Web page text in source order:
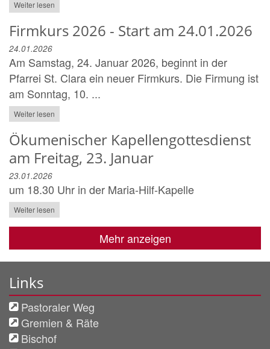
Weiter lesen
Firmkurs 2026 - Start am 24.01.2026
24.01.2026
Am Samstag, 24. Januar 2026, beginnt in der
Pfarrei St. Clara ein neuer Firmkurs. Die Firmung ist
am Sonntag, 10. ...
Weiter lesen
Ökumenischer Kapellengottesdienst
am Freitag, 23. Januar
23.01.2026
um 18.30 Uhr in der Maria-Hilf-Kapelle
Weiter lesen
Mehr anzeigen
Links
Pastoraler Weg
Gremien & Räte
Bischof